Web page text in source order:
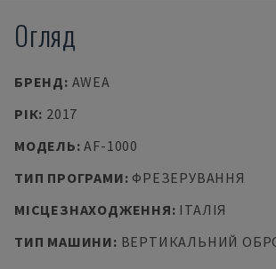
Огляд
БРЕНД: AWEA
РІК: 2017
МОДЕЛЬ:AF-1000
ТИП ПРОГРАМИ: ФРЕЗЕРУВАННЯ
МІСЦЕЗНАХОДЖЕННЯ: ІТАЛІЯ
ТИП МАШИНИ: ВЕРТИКАЛЬНИЙ